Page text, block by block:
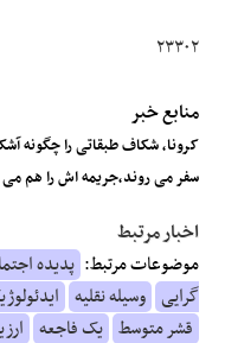
۲۳۳۰۲
منابع خبر
کرونا، شکاف طبقاتی را چگونه
سفر می روند،جریمه اش را هم
اخبار مرتبط
موضوعات مرتبط: پدیده
گرایی وسیله نقلیه
قشر متوسط یک فاجعه